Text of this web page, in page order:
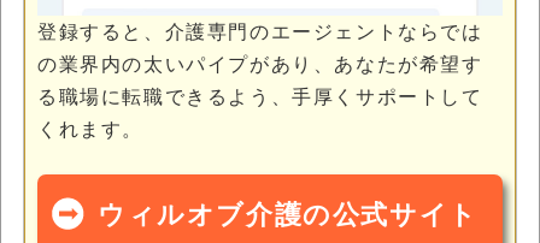
登録すると、介護専門のエージェントならでは
の業界内の太いパイプがあり、あなたが希望す
る職場に転職できるよう、手厚くサポートして
くれます。
ウィルオブ介護の公式サイト